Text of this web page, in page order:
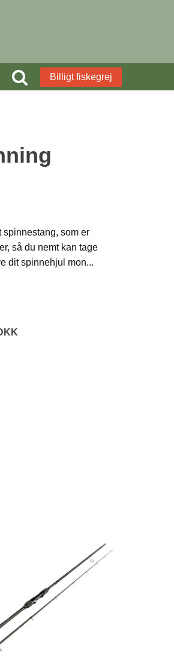
Billigt fiskegrej
som er
så du nemt kan tage
dit spinnehjul mon...